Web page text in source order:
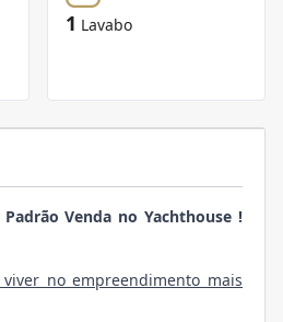
1 Lavabo
Venda no Yachthouse !
no empreendimento mais